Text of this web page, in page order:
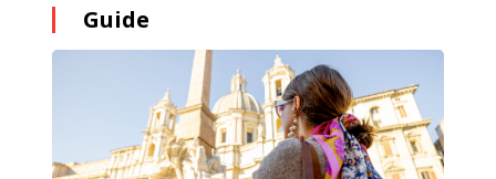
Guide